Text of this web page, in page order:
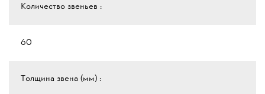
Количество звеньев :
60
Толщина звена (мм) :